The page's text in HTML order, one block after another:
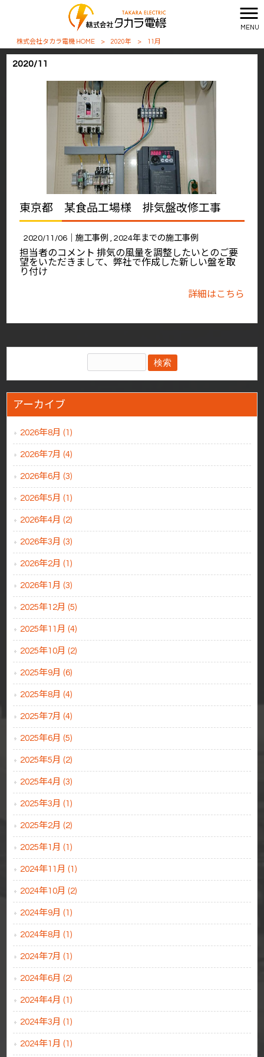
MENU
株式会社タカラ電機 HOME > 2020年 > 11月
2020/11
東京都 某食品工場様 排気盤改修工事
2020/11/06｜施工事例 2024年までの施工事例
担当者のコメント 排気の風量を調整したいとのご要
望をいただきまして、弊社で作成した新しい盤を取
り付け
詳細はこちら
アーカイブ
2026年8月 (1)
2026年7月 (4)
2026年6月 (3)
2026年5月 (1)
2026年4月 (2)
2026年3月 (3)
2026年2月 (1)
2026年1月 (3)
2025年12月 (5)
2025年11月 (4)
2025年10月 (2)
2025年9月 (6)
2025年8月 (4)
2025年7月 (4)
2025年6月 (5)
2025年5月 (2)
2025年4月 (3)
2025年3月 (1)
2025年2月 (2)
2025年1月 (1)
2024年11月 (1)
2024年10月 (2)
2024年9月 (1)
2024年8月 (1)
2024年7月 (1)
2024年6月 (2)
2024年4月 (1)
2024年3月 (1)
2024年1月 (1)